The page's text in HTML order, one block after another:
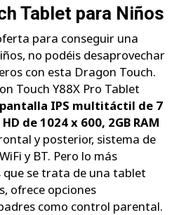
Tablet para Niños
para conseguir una
no podéis desaprovechar
con esta Dragon Touch.
Touch Y88X Pro Tablet
IPS multitáctil de 7
de 1024 x 600, 2GB RAM
y posterior, sistema de
y BT. Pero lo más
se trata de una tablet
ofrece opciones
como control parental.